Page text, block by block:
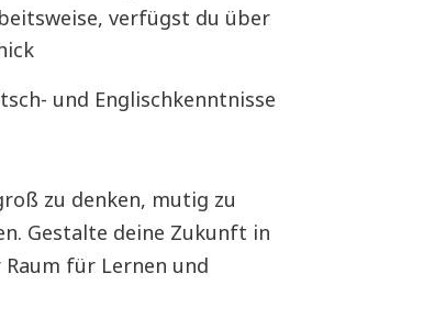
verfügst du über
und Englischkenntnisse
zu denken, mutig zu
Gestalte deine Zukunft in
für Lernen und